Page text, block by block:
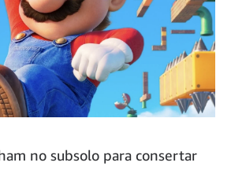
no subsolo para consertar